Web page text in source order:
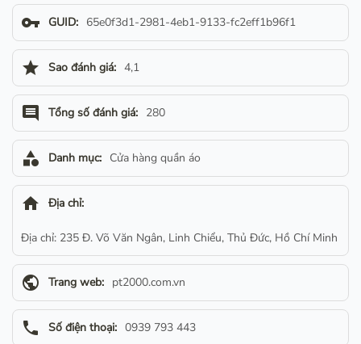
vpn_key GUID: 65e0f3d1-2981-4eb1-9133-fc2eff1b96f1
star Sao đánh giá: 4,1
comment Tổng số đánh giá: 280
category Danh mục: Cửa hàng quần áo
home Địa chỉ:
Địa chỉ: 235 Đ. Võ Văn Ngân, Linh Chiểu, Thủ Đức, Hồ Chí Minh
public Trang web: pt2000.com.vn
phone Số điện thoại: 0939 793 443